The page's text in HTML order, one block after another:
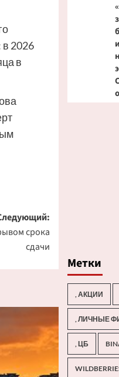
2026
в
срока
сдачи
Метки
, АКЦИИ
, ЛИЧНЫЕ
, ЦБ